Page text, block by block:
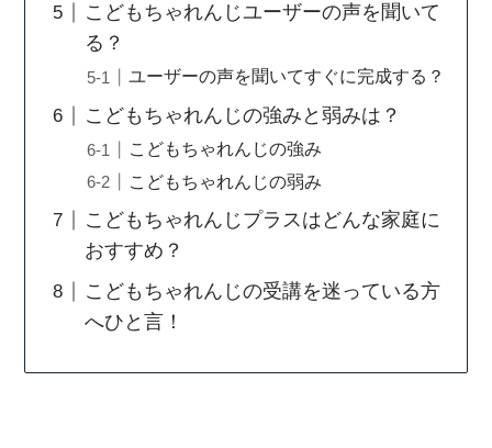
こどもちゃれんじユーザーの声を聞いて
る？
ユーザーの声を聞いてすぐに完成する？
こどもちゃれんじの強みと弱みは？
こどもちゃれんじの強み
こどもちゃれんじの弱み
こどもちゃれんじプラスはどんな家庭に
おすすめ？
こどもちゃれんじの受講を迷っている方
へひと言！